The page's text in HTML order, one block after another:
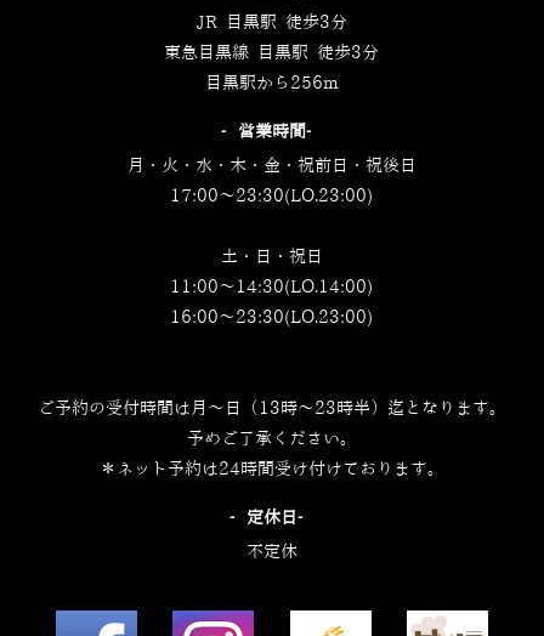
JR 目黒駅 徒歩3分
東急目黒線 目黒駅 徒歩3分
目黒駅から256m
‐営業時間‐
月・火・水・木・金・祝前日・祝後日
17:00～23:30(LO.23:00)
土・日・祝日
11:00～14:30(LO.14:00)
16:00～23:30(LO.23:00)
ご予約の受付時間は月～日（13時～23時半）迄となります。
予めご了承ください。
＊ネット予約は24時間受け付けております。
‐定休日‐
不定休